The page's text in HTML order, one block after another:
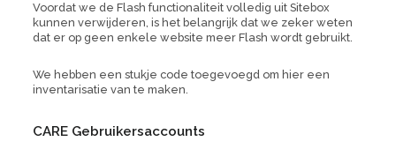
Voordat we de Flash functionaliteit volledig uit Sitebox
kunnen verwijderen, is het belangrijk dat we zeker weten
dat er op geen enkele website meer Flash wordt gebruikt.
We hebben een stukje code toegevoegd om hier een
inventarisatie van te maken.
CARE Gebruikersaccounts